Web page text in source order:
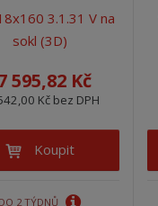
3.1.31 V na
sokl (3D)
595,82 Kč
Kč bez DPH
Koupit
DO 2 TÝDNŮ